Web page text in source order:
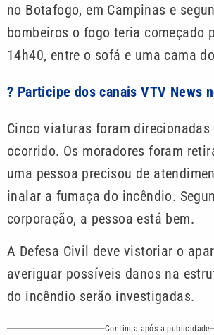
no Botafogo, em Campinas e
bombeiros o fogo teria começado
14h40, entre o sofá e uma cama
? Participe dos canais VTV News
Cinco viaturas foram
ocorrido. Os moradores foram
uma pessoa precisou de
inalar a fumaça do incêndio.
corporação, a pessoa está bem.
A Defesa Civil deve vistoriar o
averiguar possíveis danos na
do incêndio serão investigadas.
Continua após a publicidade